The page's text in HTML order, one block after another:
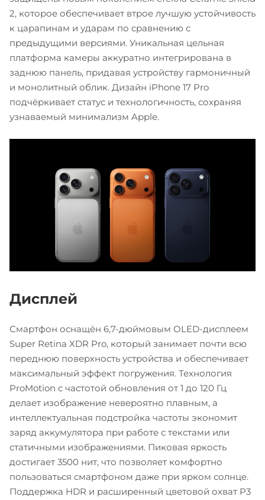
2, которое обеспечивает втрое лучшую устойчивость
к царапинам и ударам по сравнению с
предыдущими версиями. Уникальная цельная
платформа камеры аккуратно интегрирована в
заднюю панель, придавая устройству гармоничный
и монолитный облик. Дизайн iPhone 17 Pro
подчёркивает статус и технологичность, сохраняя
узнаваемый минимализм Apple.
Дисплей
Смартфон оснащён 6,7-дюймовым OLED-дисплеем
Super Retina XDR Pro, который занимает почти всю
переднюю поверхность устройства и обеспечивает
максимальный эффект погружения. Технология
ProMotion с частотой обновления от 1 до 120 Гц
делает изображение невероятно плавным, а
интеллектуальная подстройка частоты экономит
заряд аккумулятора при работе с текстами или
статичными изображениями. Пиковая яркость
достигает 3500 нит, что позволяет комфортно
пользоваться смартфоном даже при ярком солнце.
Поддержка HDR и расширенный цветовой охват P3